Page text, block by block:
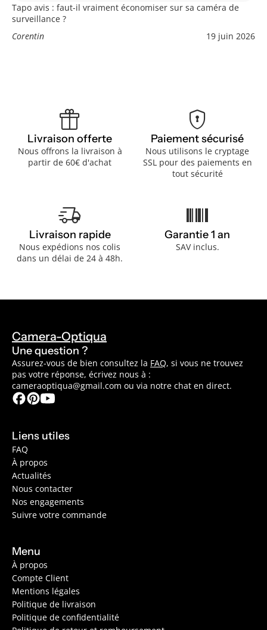
Tapo avis : faut-il vraiment économiser sur sa caméra de
surveillance ?
Corentin
19 juin 2026
featured_seasonal_and_gifts
Livraison offerte
Nous offrons la livraison à
partir de 60€ d'achat
encrypted
Paiement sécurisé
Nous utilisons le cryptage
SSL pour des paiements en
tout sécurité
delivery_truck_speed
Livraison rapide
Nous expédions nos colis
dans un délai de 24 à 48h.
barcode
Garantie 1 an
SAV inclus.
Camera-Optiqua
Une question ?
Assurez-vous de bien consultez la FAQ, si vous ne trouvez
pas votre réponse, écrivez nous à :
cameraoptiqua@gmail.com ou via notre chat en direct.
Liens utiles
FAQ
À propos
Actualités
Nous contacter
Nos engagements
Suivre votre commande
Menu
À propos
Compte Client
Mentions légales
Politique de livraison
Politique de confidentialité